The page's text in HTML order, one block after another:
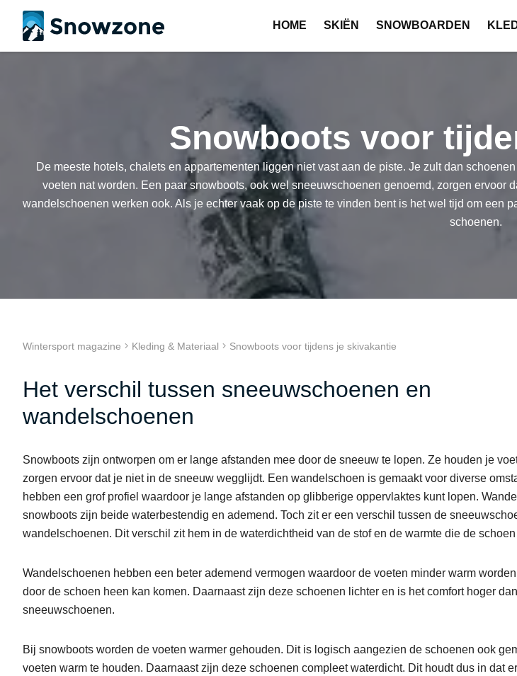
HOME SKIËN SNOWBOARDEN
Snowboots voor
De meeste hotels, chalets en appartementen liggen niet vast aan de piste. Je zult dan
voeten nat worden. Een paar snowboots, ook wel sneeuwschoenen genoemd, zorgen ervoor
wandelschoenen werken ook. Als je echter vaak op de piste te vinden bent is het wel tijd om
schoenen.
Wintersport magazine Kleding & Materiaal Snowboots voor tijdens je skivakantie
Het verschil tussen sneeuwschoenen en
wandelschoenen
Snowboots zijn ontworpen om er lange afstanden mee door de sneeuw te lopen. Ze houden je
zorgen ervoor dat je niet in de sneeuw wegglijdt. Een wandelschoen is gemaakt voor diverse
hebben een grof profiel waardoor je lange afstanden op glibberige oppervlaktes kunt lopen.
snowboots zijn beide waterbestendig en ademend. Toch zit er een verschil tussen de
wandelschoenen. Dit verschil zit hem in de waterdichtheid van de stof en de warmte die de
Wandelschoenen hebben een beter ademend vermogen waardoor de voeten minder warm
door de schoen heen kan komen. Daarnaast zijn deze schoenen lichter en is het comfort hoger dan
sneeuwschoenen.
Bij snowboots worden de voeten warmer gehouden. Dit is logisch aangezien de schoenen ook
voeten warm te houden. Daarnaast zijn deze schoenen compleet waterdicht. Dit houdt dus in dat